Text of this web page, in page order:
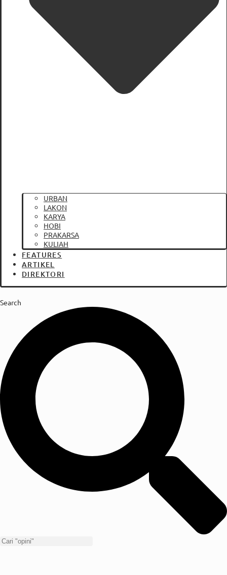
URBAN
LAKON
KARYA
HOBI
PRAKARSA
KULIAH
FEATURES
ARTIKEL
DIREKTORI
Search